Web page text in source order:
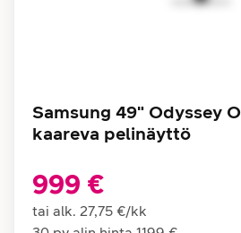
Samsung 49" Odyssey
kaareva pelinäyttö
999 €
tai alk. 27,75 €/kk